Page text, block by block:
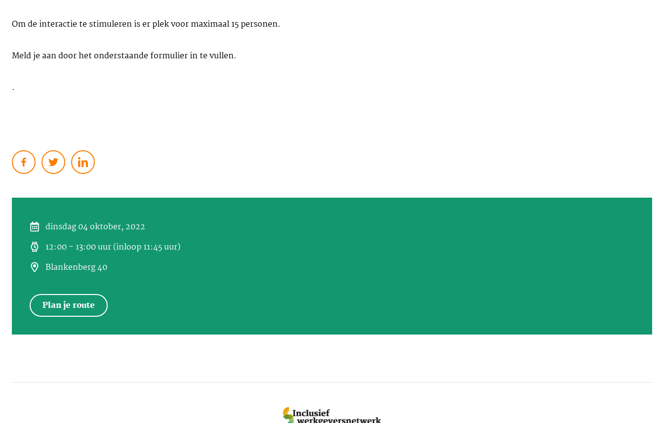
Om de interactie te stimuleren is er plek voor maximaal 15 personen.
Meld je aan door het onderstaande formulier in te vullen.
.
dinsdag 04 oktober, 2022
12:00 - 13:00 uur (inloop 11:45 uur)
Blankenberg 40
Plan je route